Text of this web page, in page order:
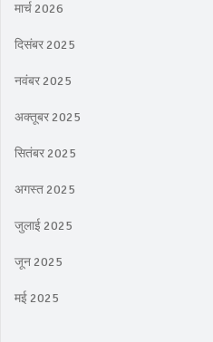
मार्च 2026
दिसंबर 2025
नवंबर 2025
अक्तूबर 2025
सितंबर 2025
अगस्त 2025
जुलाई 2025
जून 2025
मई 2025